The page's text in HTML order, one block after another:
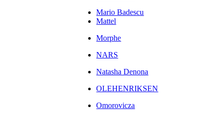
Mario Badescu
Mattel
Morphe
NARS
Natasha Denona
OLEHENRIKSEN
Omorovicza